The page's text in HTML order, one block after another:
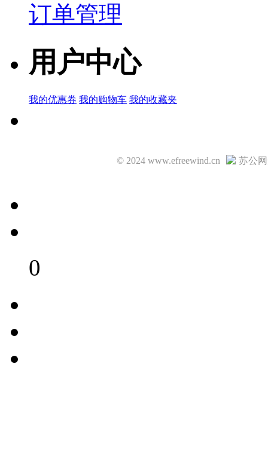
订单管理
用户中心
我的优惠券 我的购物车 我的收藏夹
© 2024 www.efreewind.cn 苏公网
0